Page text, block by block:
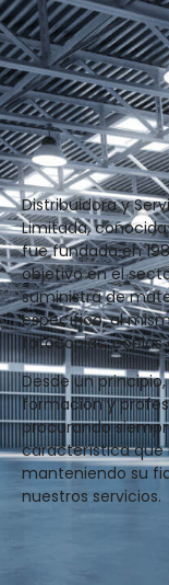
Distribuidora y
Limitada, conocida
fue fundada en
objetivo en el
suministra de
específico, al
fotocopias,
Desde un
formación y
procurando
característica que
manteniendo su
nuestros servicios.